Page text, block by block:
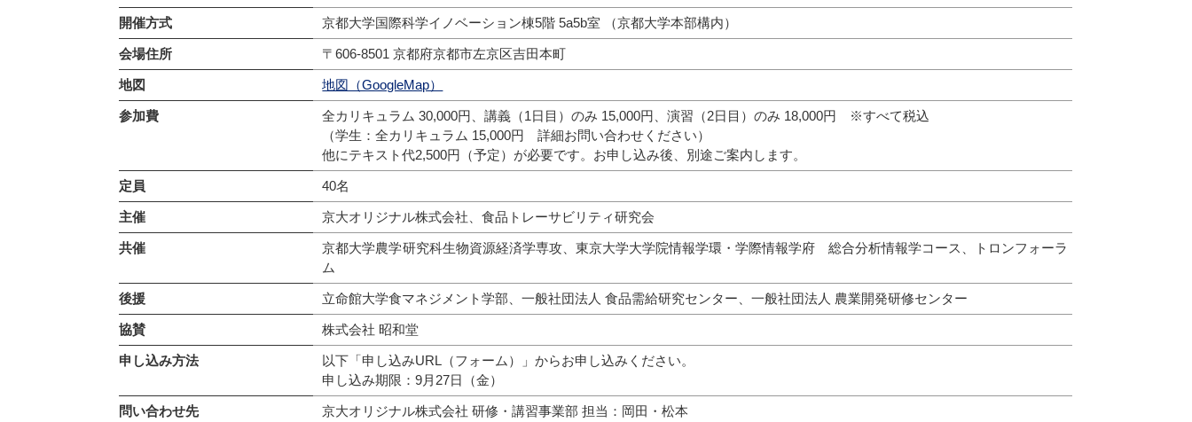
開催方式 京都大学国際科学イノベーション棟5階 5a5b室 （京都大学本部構内）
会場住所 〒606-8501 京都府京都市左京区吉田本町
地図 地図（GoogleMap）
参加費
全カリキュラム 30,000円、講義（1日目）のみ 15,000円、演習（2日目）のみ 18,000円 ※すべて税込
（学生：全カリキュラム 15,000円 詳細お問い合わせください）
他にテキスト代2,500円（予定）が必要です。お申し込み後、別途ご案内します。
定員 40名
主催 京大オリジナル株式会社、食品トレーサビリティ研究会
共催
京都大学農学研究科生物資源経済学専攻、東京大学大学院情報学環・学際情報学府 総合分析情報学コース、トロンフォーラ
ム
後援 立命館大学食マネジメント学部、一般社団法人 食品需給研究センター、一般社団法人 農業開発研修センター
協賛 株式会社 昭和堂
申し込み方法
以下「申し込みURL（フォーム）」からお申し込みください。
申し込み期限：9月27日（金）
問い合わせ先
京大オリジナル株式会社 研修・講習事業部 担当：岡田・松本